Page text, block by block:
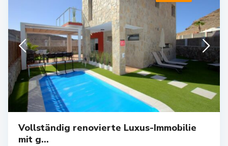
Vollständig renovierte Luxus-Immobilie
mit g...